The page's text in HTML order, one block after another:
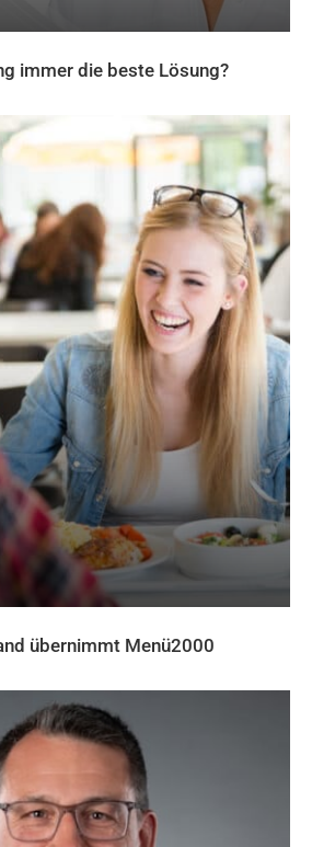
immer die beste Lösung?
übernimmt Menü2000